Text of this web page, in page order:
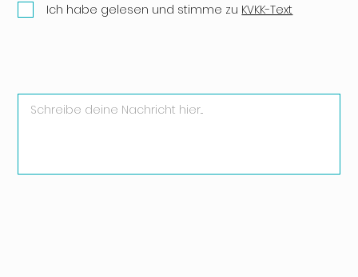
Ich habe gelesen und stimme zu KVKK-Text